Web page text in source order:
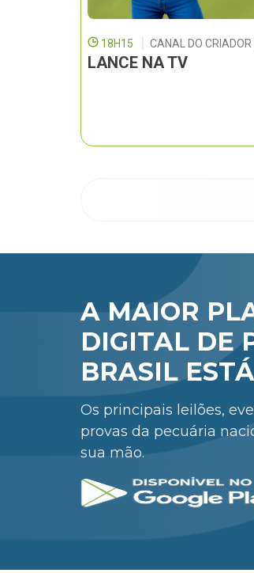
18H15 CANAL DO CRIADOR
LANCE NA TV
A MAIOR
DIGITAL DE
BRASIL
Os principais leilões,
provas da pecuária
sua mão.